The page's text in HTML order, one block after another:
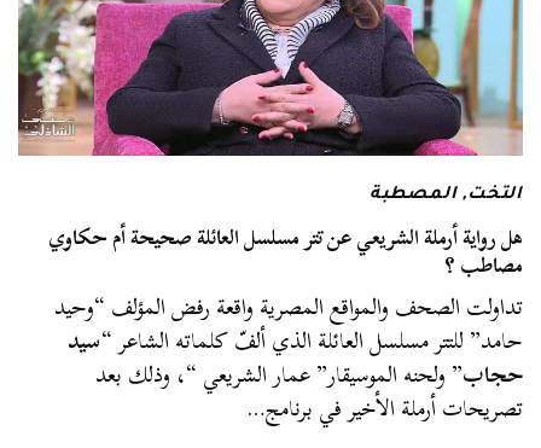
التخت,المصطبة
هل رواية أرملة الشريعي عن تتر مسلسل العائلة صحيحة أم حكاوي
مصاطب ؟
تداولت الصحف والمواقع المصرية واقعة رفض المؤلف “وحيد
حامد” للتتر مسلسل العائلة الذي ألفّ كلماته الشاعر “سيد
حجاب” ولحنه الموسيقار” عمار الشريعي “، وذلك بعد
تصريحات أرملة الأخير في برنامج…